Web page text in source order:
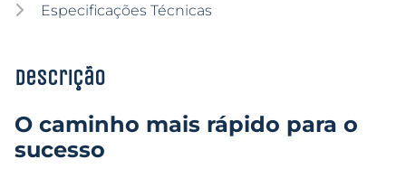
Especificações Técnicas
Descrição
O caminho mais rápido para o
sucesso